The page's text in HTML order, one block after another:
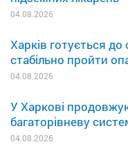
04.08.2026
Харків готується
стабільно пройти
04.08.2026
У Харкові
багаторівневу
04.08.2026